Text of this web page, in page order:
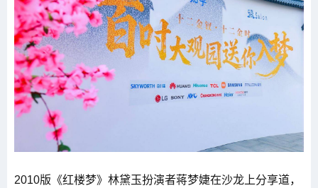
2010版《红楼梦》林黛玉扮演者蒋梦婕在沙龙上分享道，